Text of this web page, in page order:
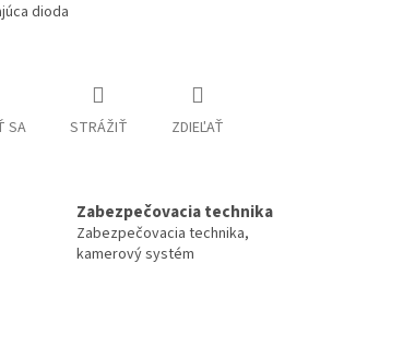
dioda
SA STRÁŽIŤ ZDIEĽAŤ
Zabezpečovacia technika
Zabezpečovacia technika,
kamerový systém